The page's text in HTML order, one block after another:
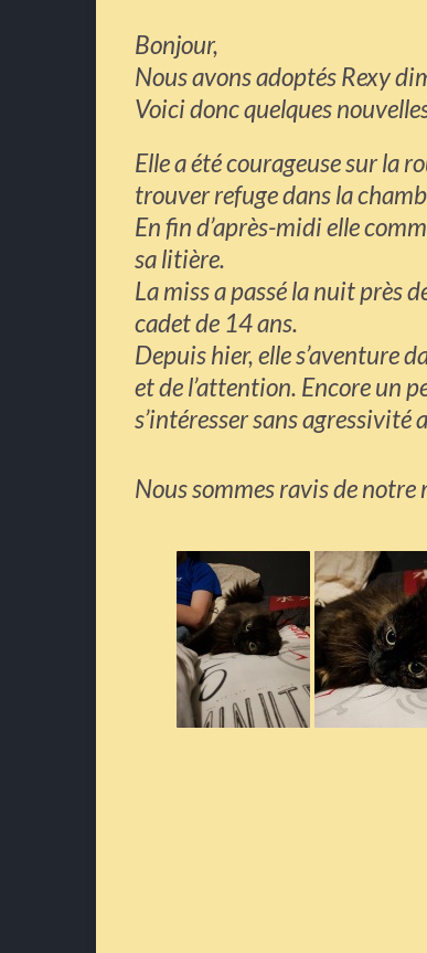
Bonjour,
Nous avons adoptés Rexy
Voici donc quelques
Elle a été courageuse sur la
trouver refuge dans la
En fin d’après-midi elle
sa litière.
La miss a passé la nuit près
cadet de 14 ans.
Depuis hier, elle s’aventure
et de l’attention. Encore un
s’intéresser sans agressivité
Nous sommes ravis de notre